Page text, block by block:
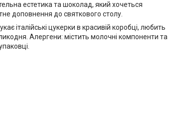
естетика та шоколад, який хочеться
доповнення до святкового столу.
італійські цукерки в красивій коробці, любить
Алергени: містить молочні компоненти та